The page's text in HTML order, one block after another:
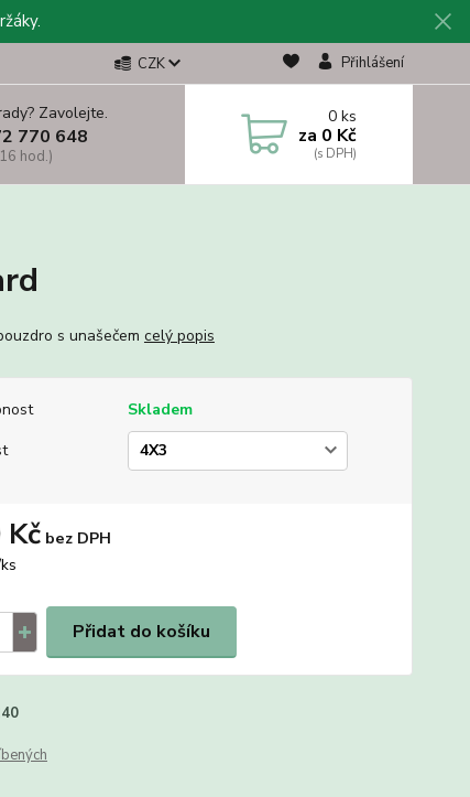
CZK Přihlášení
Zavolejte.
770 648
hod.)
0ks
za 0 Kč
s unašečem celý popis
Skladem
ks
Kč bez DPH
Přidat do košíku